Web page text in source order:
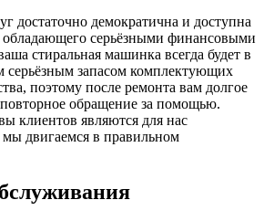
достаточно демократична и доступна
обладающего серьёзными финансовыми
стиральная машинка всегда будет в
серьёзным запасом комплектующих
поэтому после ремонта вам долгое
повторное обращение за помощью.
клиентов являются для нас
мы двигаемся в правильном